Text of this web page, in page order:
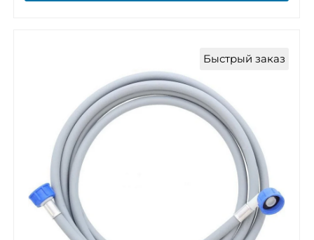
Быстрый заказ